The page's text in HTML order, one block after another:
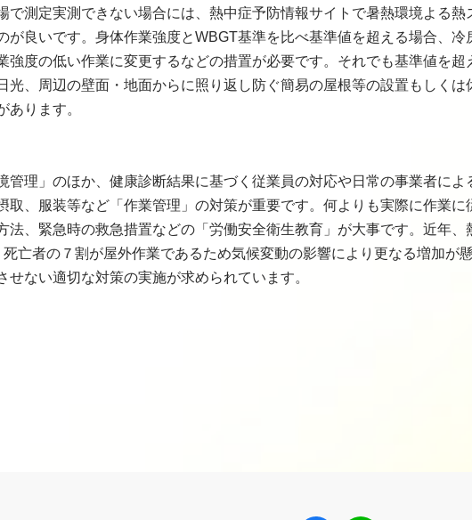
で測定実測できない場合には、熱中症予防情報サイトで暑熱環境よる熱
が良いです。身体作業強度とWBGT基準を比べ基準値を超える場合、冷
強度の低い作業に変更するなどの措置が必要です。それでも基準値を超
光、周辺の壁面・地面からに照り返し防ぐ簡易の屋根等の設置もしくは
あります。
管理」のほか、健康診断結果に基づく従業員の対応や日常の事業者によ
取、服装等など「作業管理」の対策が重要です。何よりも実際に作業に
法、緊急時の救急措置などの「労働安全衛生教育」が大事です。近年、
亡者の７割が屋外作業であるため気候変動の影響により更なる増加が
ない適切な対策の実施が求められています。